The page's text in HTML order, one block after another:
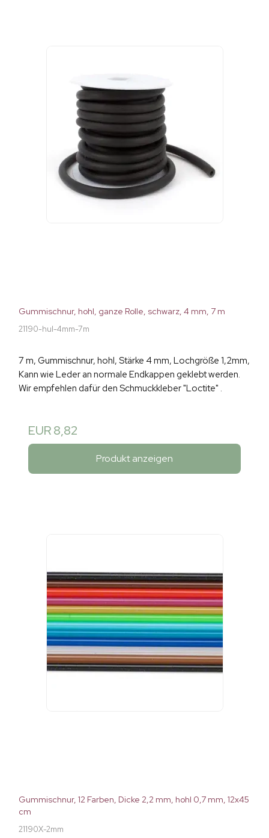
Gummischnur, hohl, ganze Rolle, schwarz, 4 mm, 7 m
21190-hul-4mm-7m
7 m, Gummischnur, hohl, Stärke 4 mm, Lochgröße 1,2mm,
Kann wie Leder an normale Endkappen geklebt werden.
Wir empfehlen dafür den Schmuckkleber "Loctite" .
EUR 8,82
Produkt anzeigen
Gummischnur, 12 Farben, Dicke 2,2 mm, hohl 0,7 mm, 12x45
cm
21190X-2mm